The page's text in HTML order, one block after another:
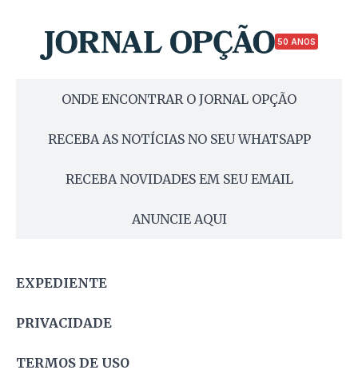
50 ANOS
ONDE ENCONTRAR O JORNAL OPÇÃO
RECEBA AS NOTÍCIAS NO SEU WHATSAPP
RECEBA NOVIDADES EM SEU EMAIL
ANUNCIE AQUI
EXPEDIENTE
PRIVACIDADE
TERMOS DE USO